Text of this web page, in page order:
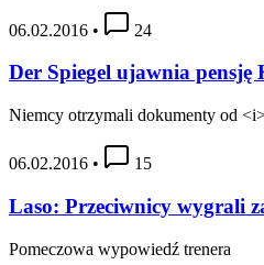
06.02.2016 • 24
Der Spiegel ujawnia pensję
Niemcy otrzymali dokumenty od
06.02.2016 • 15
Laso: Przeciwnicy wygrali
Pomeczowa wypowiedź trenera